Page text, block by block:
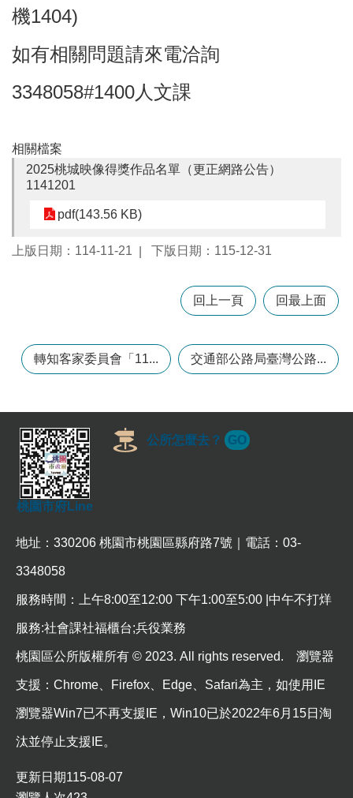
資
訊
機
通
相
回
首
覽
信
箱
常
見
問
題
桃
市
府
E
n
g
s
h
私
權
機1404)
如有相關問題請來電洽詢
3348058#1400人文課
相關檔案
2025桃城映像得獎作品名單（更正網路公告）
1141201
pdf(143.56 KB)
上版日期：114-11-21 下版日期：115-12-31
回上一頁 回最上面
轉知客家委員會「11... 交通部公路局臺灣公路...
桃園市府Line
公所怎麼去？ GO
地址：330206 桃園市桃園區縣府路7號｜電話：03-
3348058
服務時間：上午8:00至12:00 下午1:00至5:00 |中午不打烊
服務:社會課社福櫃台;兵役業務
桃園區公所版權所有 © 2023. All rights reserved. 瀏覽器
支援：Chrome、Firefox、Edge、Safari為主，如使用IE
瀏覽器Win7已不再支援IE，Win10已於2022年6月15日淘
汰並停止支援IE。
更新日期115-08-07